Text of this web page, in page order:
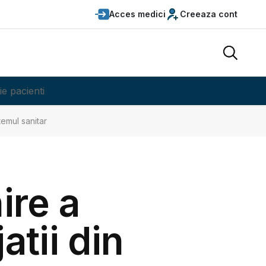
Acces medici Creeaza cont
pacienti
sanitar
a
din